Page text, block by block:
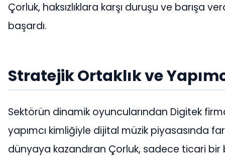
Çorluk, haksızlıklara karşı duruşu ve
başardı.
Stratejik Ortaklık ve
Sektörün dinamik oyuncularından Digitek
yapımcı kimliğiyle dijital müzik piyasasında
dünyaya kazandıran Çorluk, sadece ticari bir